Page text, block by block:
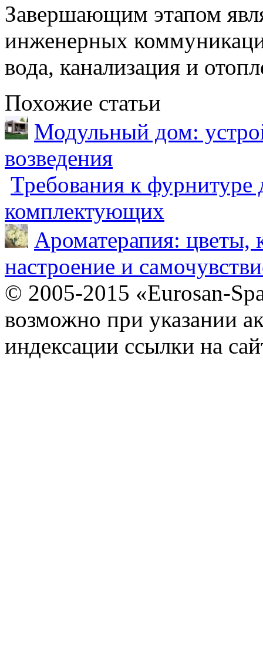
Завершающим этапом
инженерных
вода, канализация и
Похожие статьи
Модульный дом:
возведения
Требования к фурнитуре
комплектующих
Ароматерапия: цветы,
настроение и
© 2005-2015 «Eurosan-
возможно при указании
индексации ссылки на